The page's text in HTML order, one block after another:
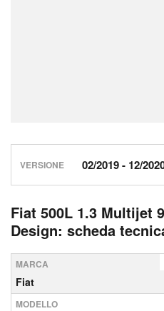
VERSIONE
Fiat 500L 1.3 Multijet
Design: scheda
MARCA
Fiat
MODELLO